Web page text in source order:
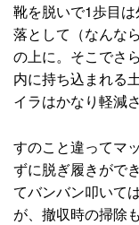
靴を脱いで1歩目
落として（なんな
の上に。そこでさ
内に持ち込まれる
イラはかなり軽減
すのこと違ってマ
ずに脱ぎ履きがで
てバンバン叩いて
が、撤収時の掃除